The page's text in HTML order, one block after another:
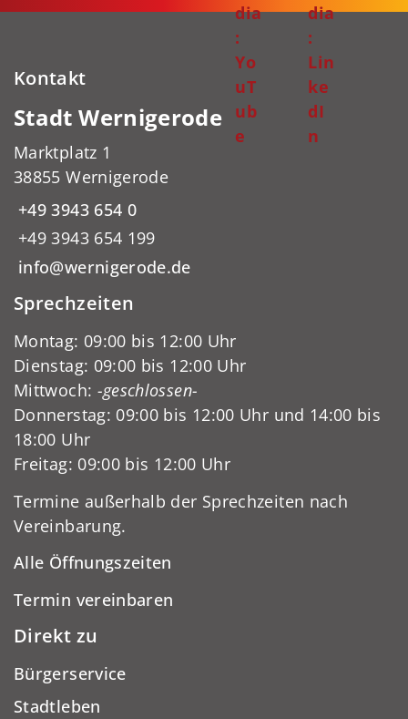
dia
:
Yo
uT
ub
e
dia
:
Lin
ke
dI
n
Kontakt
Stadt Wernigerode
Marktplatz 1
38855 Wernigerode
+49 3943 654 0
+49 3943 654 199
info@wernigerode.de
Sprechzeiten
Montag: 09:00 bis 12:00 Uhr
Dienstag: 09:00 bis 12:00 Uhr
Mittwoch: -geschlossen-
Donnerstag: 09:00 bis 12:00 Uhr und 14:00 bis
18:00 Uhr
Freitag: 09:00 bis 12:00 Uhr
Termine außerhalb der Sprechzeiten nach
Vereinbarung.
Alle Öffnungszeiten
Termin vereinbaren
Direkt zu
Bürgerservice
Stadtleben